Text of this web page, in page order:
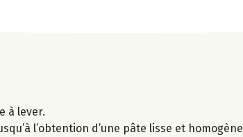
à lever.
l’obtention d’une pâte lisse et homogène